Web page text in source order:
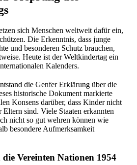
sich Menschen weltweit dafür ein,
Die Erkenntnis, dass junge
und besonderen Schutz brauchen,
Heute ist der Weltkindertag ein
Kalenders.
die Genfer Erklärung über die
historische Dokument markierte
Konsens darüber, dass Kinder nicht
sind. Viele Staaten erkannten
nicht so gut wehren können wie
besondere Aufmerksamkeit
Vereinten Nationen 1954